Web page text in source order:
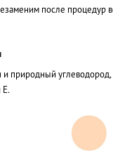
после процедур
и природный углеводород,
Е.